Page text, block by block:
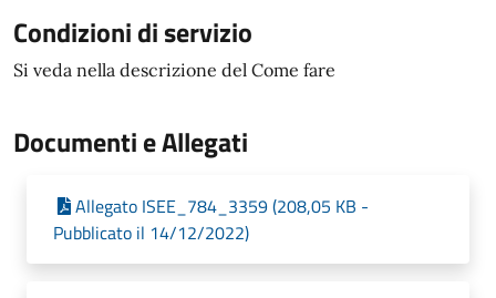
Condizioni di servizio
Si veda nella descrizione del Come fare
Documenti e Allegati
Allegato ISEE_784_3359 (208,05 KB -
Pubblicato il 14/12/2022)